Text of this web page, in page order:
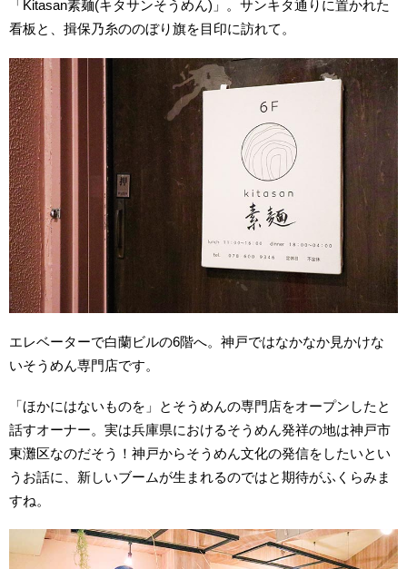
「Kitasan素麺(キタサンそうめん)」。サンキタ通りに置かれた
看板と、揖保乃糸ののぼり旗を目印に訪れて。
エレベーターで白蘭ビルの6階へ。神戸ではなかなか見かけな
いそうめん専門店です。
「ほかにはないものを」とそうめんの専門店をオープンしたと
話すオーナー。実は兵庫県におけるそうめん発祥の地は神戸市
東灘区なのだそう！神戸からそうめん文化の発信をしたいとい
うお話に、新しいブームが生まれるのではと期待がふくらみま
すね。